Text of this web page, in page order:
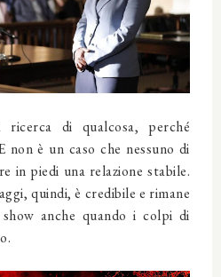
di qualcosa, perché
è un caso che nessuno di
in piedi una relazione stabile.
quindi, è credibile e rimane
anche quando i colpi di